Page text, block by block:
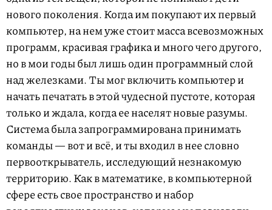
нового поколения. Когда им покупают их первый
компьютер, на нем уже стоит масса всевозможных
программ, красивая графика и много чего другого,
но в мои годы был лишь один программный слой
над железками. Ты мог включить компьютер и
начать печатать в этой чудесной пустоте, которая
только и ждала, когда ее населят новые разумы.
Система была запрограммирована принимать
команды — вот и всё, и ты входил в нее словно
первооткрыватель, исследующий незнакомую
территорию. Как в математике, в компьютерной
сфере есть свое пространство и набор